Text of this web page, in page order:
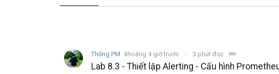
Thống PM khoảng 4 giờ trước 3 phút đọc
Lab 8.3 - Thiết lập Alerting - Cấu hình